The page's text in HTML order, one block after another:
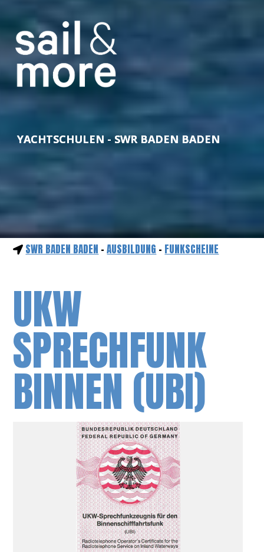
YACHTSCHULEN - SWR BADEN BADEN
SWR BADEN BADEN -AUSBILDUNG - FUNKSCHEINE
UKW
SPRECHFUNK
BINNEN (UBI)